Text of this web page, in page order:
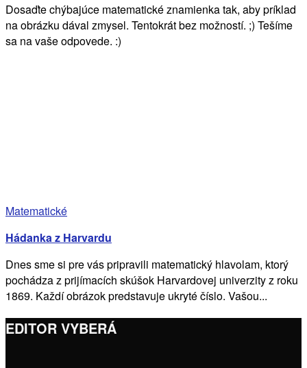
Dosaďte chýbajúce matematické znamienka tak, aby príklad
na obrázku dával zmysel. Tentokrát bez možností. ;) Tešíme
sa na vaše odpovede. :)
Matematické
Hádanka z Harvardu
Dnes sme si pre vás pripravili matematický hlavolam, ktorý
pochádza z prijímacích skúšok Harvardovej univerzity z roku
1869. Každí obrázok predstavuje ukryté číslo. Vašou...
EDITOR VYBERÁ